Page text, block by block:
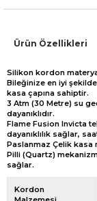
Ürün Özellikleri
Silikon kordon
Bileğinize en iyi
kasa çapına sahiptir.
3 Atm (30 Metre) su
dayanıklıdır.
Flame Fusion Invicta
dayanıklılık sağlar,
Paslanmaz Çelik kasa
Pilli (Quartz)
sağlar.
Kordon